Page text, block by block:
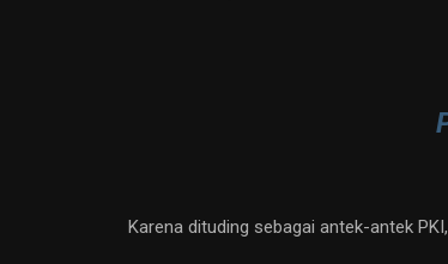
Karena dituding sebagai antek-antek